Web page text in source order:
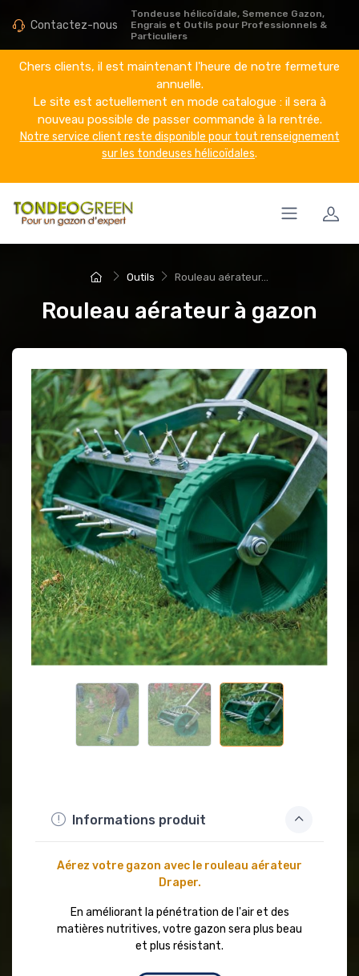
Contactez-nous
Tondeuse hélicoïdale, Semence Gazon,
Engrais et Outils pour Professionnels &
Particuliers
Chers clients, il est maintenant l'heure de notre fermeture
annuelle.
Le site est actuellement en mode catalogue : il sera à
nouveau possible de passer commande à la rentrée.
Notre service client reste disponible pour tout renseignement
sur les tondeuses hélicoïdales.
Outils Rouleau aérateur...
Rouleau aérateur à gazon
Informations produit
Aérez votre gazon avec le rouleau aérateur
Draper.
En améliorant la pénétration de l'air et des
matières nutritives, votre gazon sera plus beau
et plus résistant.